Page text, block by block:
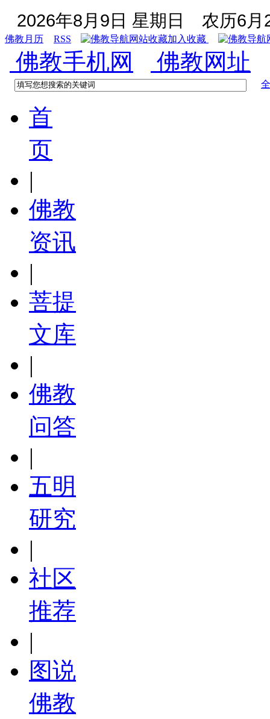
2026年8月9日 星期日 农历6月
佛教月历 RSS 加入收藏
佛教手机网 佛教网址
首
页
|
佛教
资讯
|
菩提
文库
|
佛教
问答
|
五明
研究
|
社区
推荐
|
图说
佛教